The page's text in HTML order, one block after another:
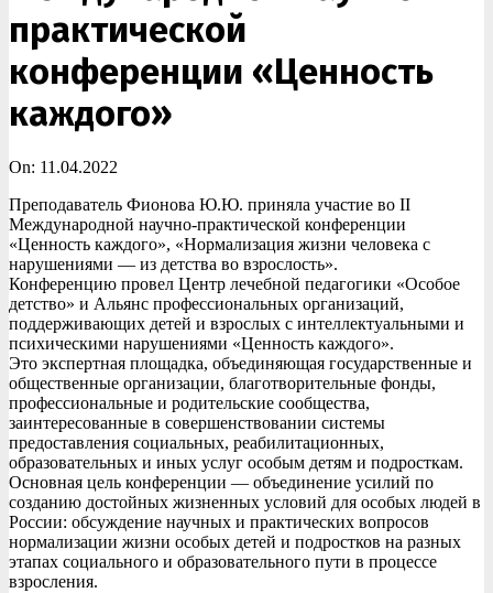
практической
конференции «Ценность
каждого»
On: 11.04.2022
Преподаватель Фионова Ю.Ю. приняла участие во II
Международной научно-практической конференции
«Ценность каждого», «Нормализация жизни человека с
нарушениями — из детства во взрослость».
Конференцию провел Центр лечебной педагогики «Особое
детство» и Альянс профессиональных организаций,
поддерживающих детей и взрослых с интеллектуальными и
психическими нарушениями «Ценность каждого».
Это экспертная площадка, объединяющая государственные и
общественные организации, благотворительные фонды,
профессиональные и родительские сообщества,
заинтересованные в совершенствовании системы
предоставления социальных, реабилитационных,
образовательных и иных услуг особым детям и подросткам.
Основная цель конференции — объединение усилий по
созданию достойных жизненных условий для особых людей в
России: обсуждение научных и практических вопросов
нормализации жизни особых детей и подростков на разных
этапах социального и образовательного пути в процессе
взросления.